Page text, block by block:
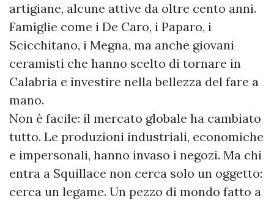
artigiane, alcune attive da oltre cento anni.
Famiglie come i De Caro, i Paparo, i
Scicchitano, i Megna, ma anche giovani
ceramisti che hanno scelto di tornare in
Calabria e investire nella bellezza del fare a
mano.
Non è facile: il mercato globale ha cambiato
tutto. Le produzioni industriali, economiche
e impersonali, hanno invaso i negozi. Ma chi
entra a Squillace non cerca solo un oggetto:
cerca un legame. Un pezzo di mondo fatto a